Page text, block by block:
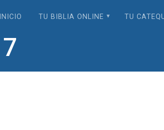
INICIO TU BIBLIA ONLINE TU